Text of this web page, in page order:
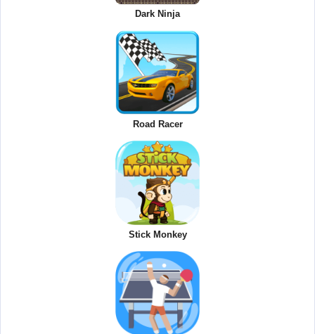
Dark Ninja
Road Racer
Stick Monkey